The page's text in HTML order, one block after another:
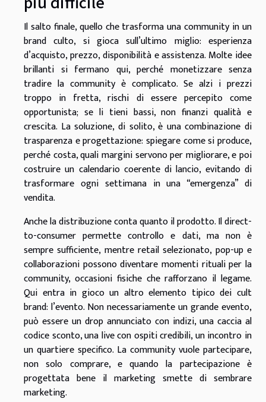
Il salto finale, quello che trasforma una community in un
brand culto, si gioca sull’ultimo miglio: esperienza
d’acquisto, prezzo, disponibilità e assistenza. Molte idee
brillanti si fermano qui, perché monetizzare senza
tradire la community è complicato. Se alzi i prezzi
troppo in fretta, rischi di essere percepito come
opportunista; se li tieni bassi, non finanzi qualità e
crescita. La soluzione, di solito, è una combinazione di
trasparenza e progettazione: spiegare come si produce,
perché costa, quali margini servono per migliorare, e poi
costruire un calendario coerente di lancio, evitando di
trasformare ogni settimana in una “emergenza” di
vendita.
Anche la distribuzione conta quanto il prodotto. Il direct-
to-consumer permette controllo e dati, ma non è
sempre sufficiente, mentre retail selezionato, pop-up e
collaborazioni possono diventare momenti rituali per la
community, occasioni fisiche che rafforzano il legame.
Qui entra in gioco un altro elemento tipico dei cult
brand: l’evento. Non necessariamente un grande evento,
può essere un drop annunciato con indizi, una caccia al
codice sconto, una live con ospiti credibili, un incontro in
un quartiere specifico. La community vuole partecipare,
non solo comprare, e quando la partecipazione è
progettata bene il marketing smette di sembrare
marketing.